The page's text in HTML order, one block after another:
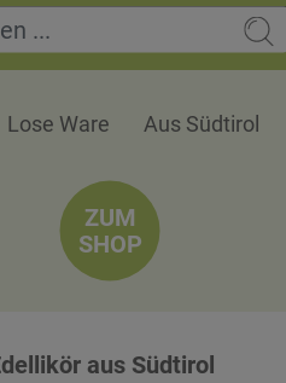
Lose Ware Aus Südtirol
ZUM
SHOP
aus Südtirol